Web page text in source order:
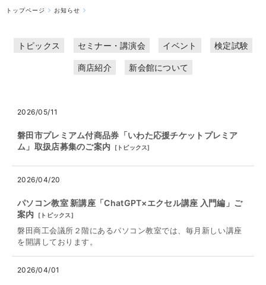
トップページ お知らせ
トピックス セミナー・講演会 イベント 検定試験
商店紹介 新会館について
2026/05/11
磐田市プレミアム付商品券「いわた応援チケットプレミア
ム」取扱店募集のご案内
[トピックス]
2026/04/20
パソコン教室 新講座「ChatGPT×エクセル講座 入門編」ご
案内
[ トピックス]
磐田商工会議所２階にあるパソコン教室では、毎月新しい講座
を開講しております。
2026/04/01